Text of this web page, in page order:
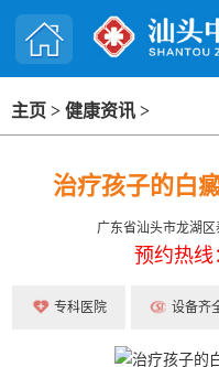
主页 > 健康资讯 >
治疗孩子的白
广东省汕头市龙湖
预约热线
专科医院 设备齐